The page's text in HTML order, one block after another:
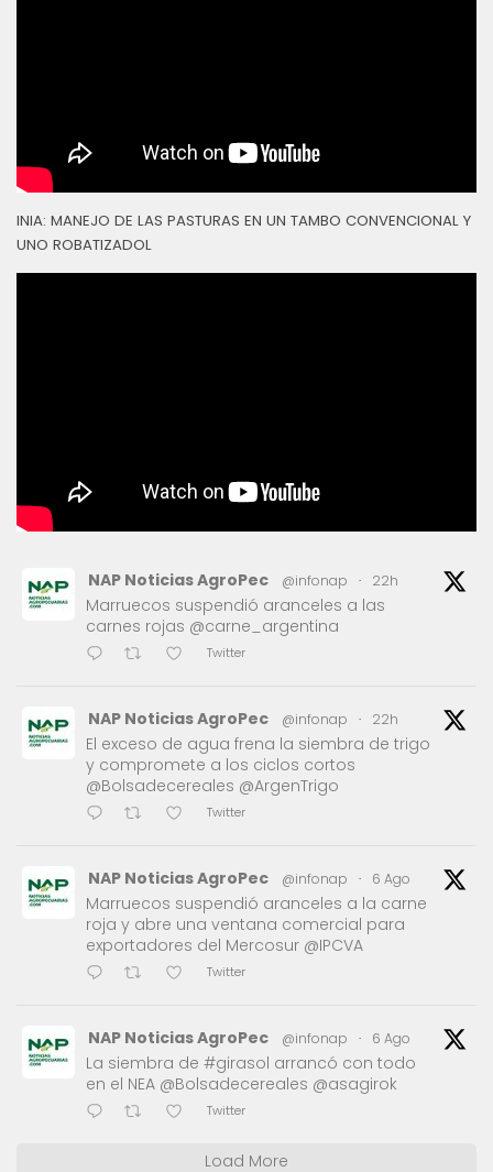
INIA: MANEJO DE LAS PASTURAS EN UN TAMBO CONVENCIONAL Y
UNO ROBATIZADOL
NAP Noticias AgroPec @infonap · 22h
Marruecos suspendió aranceles a las
carnes rojas @carne_argentina
Twitter
NAP Noticias AgroPec @infonap · 22h
El exceso de agua frena la siembra de trigo
y compromete a los ciclos cortos
@Bolsadecereales @ArgenTrigo
Twitter
NAP Noticias AgroPec @infonap · 6 Ago
Marruecos suspendió aranceles a la carne
roja y abre una ventana comercial para
exportadores del Mercosur @IPCVA
Twitter
NAP Noticias AgroPec @infonap · 6 Ago
La siembra de #girasol arrancó con todo
en el NEA @Bolsadecereales @asagirok
Twitter
Load More